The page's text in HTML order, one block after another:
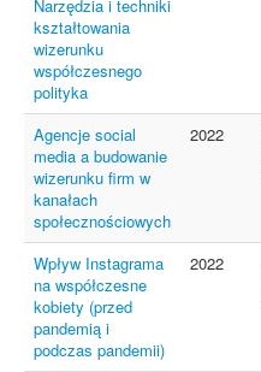
Narzędzia i techniki
kształtowania
wizerunku
współczesnego
polityka
Agencje social
media a budowanie
wizerunku firm w
kanałach
społecznościowych
2022
Wpływ Instagrama
na współczesne
kobiety (przed
pandemią i
podczas pandemii)
2022